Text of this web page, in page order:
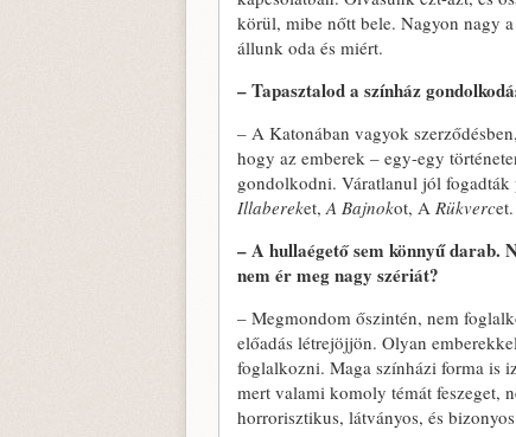
körül, mibe nőtt bele. Nagyon nagy
állunk oda és miért.
– Tapasztalod a színház
– A Katonában vagyok
hogy az emberek – egy-egy
gondolkodni. Váratlanul jól
Illabereket,A Bajnokot, A Rükvercet.
– A hullaégető sem könnyű darab.
nem ér meg nagy szériát?
– Megmondom őszintén, nem
előadás létrejöjjön. Olyan
foglalkozni. Maga színházi forma is
mert valami komoly témát feszeget,
horrorisztikus, látványos, és